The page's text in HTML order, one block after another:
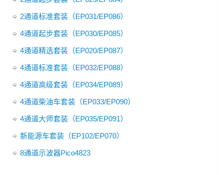
2通道标准套装（EP031/EP086）
4通道起步套装（EP030/EP085）
4通道精选套装（EP020/EP087）
4通道标准套装（EP032/EP088）
4通道高级套装（EP034/EP089）
4通道柴油车套装（EP033/EP090）
4通道大师套装（EP035/EP091）
新能源车套装（EP102/EP070）
8通道示波器Pico4823